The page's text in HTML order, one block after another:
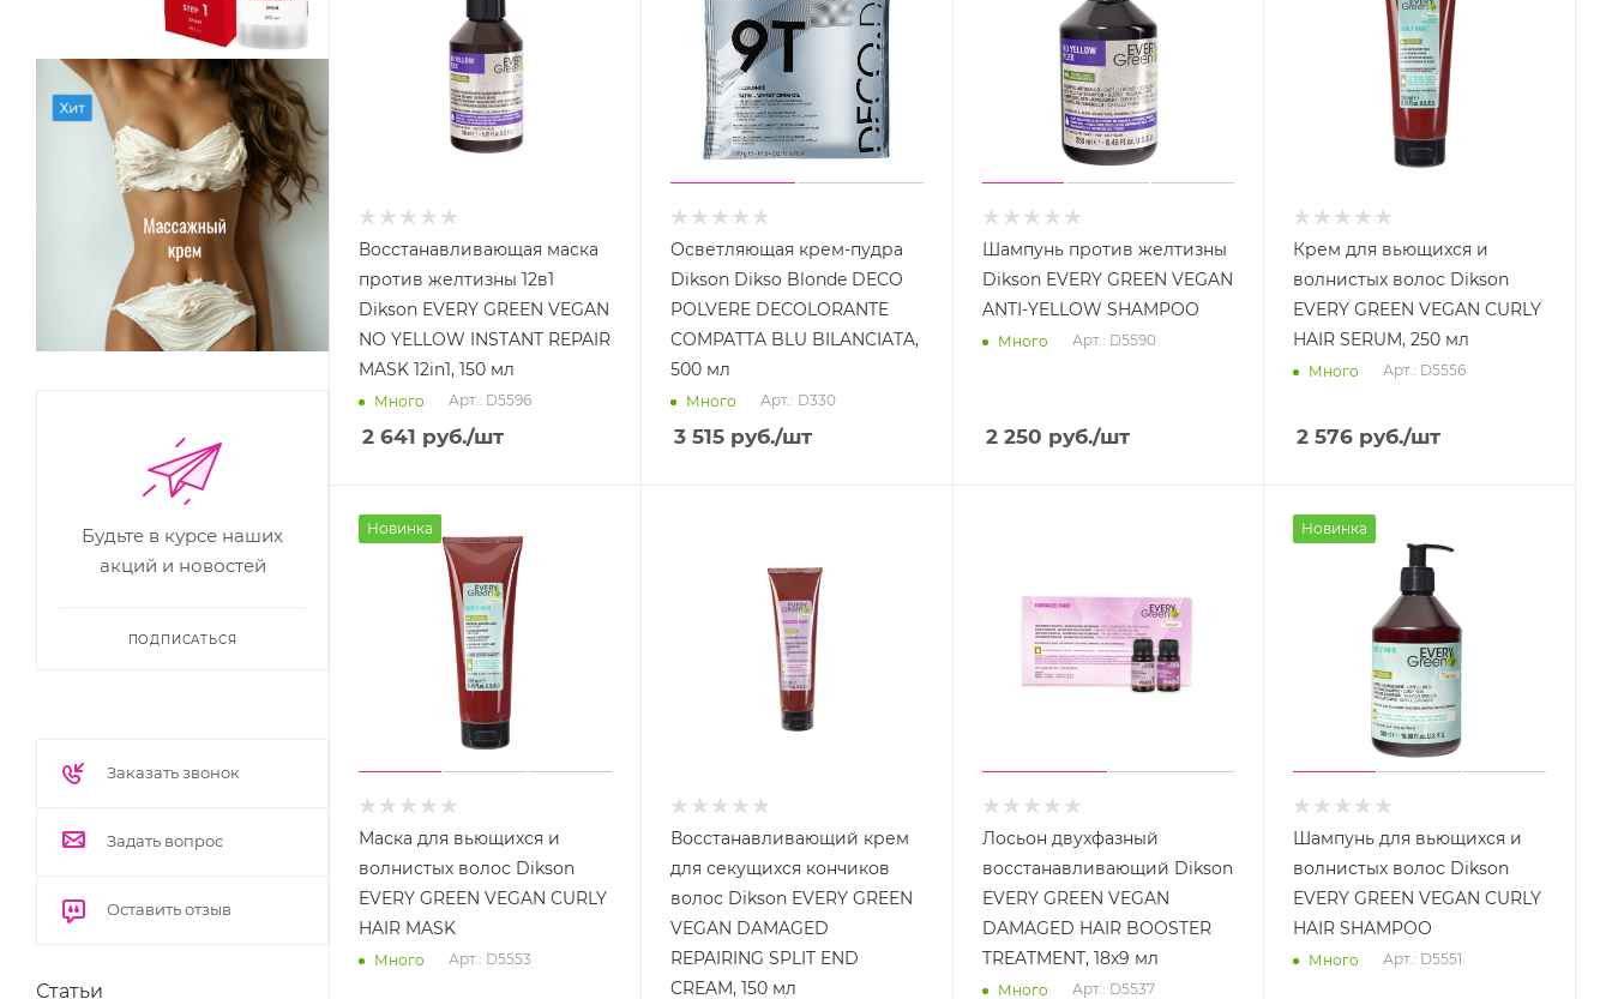
Восстанавливающая маска
против желтизны 12в1
Dikson EVERY GREEN VEGAN
NO YELLOW INSTANT REPAIR
MASK 12in1, 150 мл
Много Арт.: D5596
2 641 руб./шт
Осветляющая крем-пудра
Dikson Dikso Blonde DECO
POLVERE DECOLORANTE
COMPATTA BLU BILANCIATA,
500 мл
Много Арт.: D330
3 515руб./шт
Шампунь против желтизны
Dikson EVERY GREEN VEGAN
ANTI-YELLOW SHAMPOO
Много Арт.: D5590
2 250 руб./шт
Крем для вьющихся и
волнистых волос Dikson
EVERY GREEN VEGAN CURLY
HAIR SERUM, 250 мл
Много Арт.: D5556
2 576 руб./шт
Новинка
Маска для вьющихся и
волнистых волос Dikson
EVERY GREEN VEGAN CURLY
HAIR MASK
Много Арт.: D5553
Восстанавливающий крем
для секущихся кончиков
волос Dikson EVERY GREEN
VEGAN DAMAGED
REPAIRING SPLIT END
CREAM, 150 мл
Лосьон двухфазный
восстанавливающий Dikson
EVERY GREEN VEGAN
DAMAGED HAIR BOOSTER
TREATMENT, 18х9 мл
Много Арт.: D5537
Новинка
Шампунь для вьющихся и
волнистых волос Dikson
EVERY GREEN VEGAN CURLY
HAIR SHAMPOO
Много Арт.: D5551
Будьте в курсе наших
акций и новостей
ПОДПИСАТЬСЯ
Заказать звонок
Задать вопрос
Оставить отзыв
Статьи